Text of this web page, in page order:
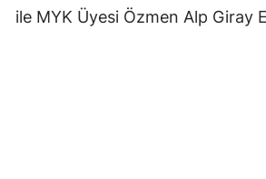
ile MYK Üyesi Özmen Alp Giray